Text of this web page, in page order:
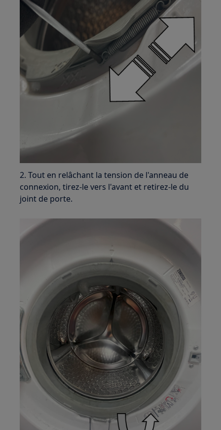
2. Tout en relâchant la tension de l'anneau de
connexion, tirez-le vers l'avant et retirez-le du
joint de porte.